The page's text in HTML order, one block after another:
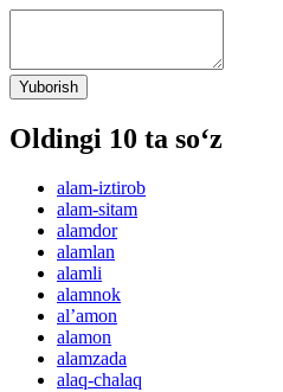
Yuborish
Oldingi 10 ta so‘z
alam-iztirob
alam-sitam
alamdor
alamlan
alamli
alamnok
alʼamon
alamon
alamzada
alaq-chalaq